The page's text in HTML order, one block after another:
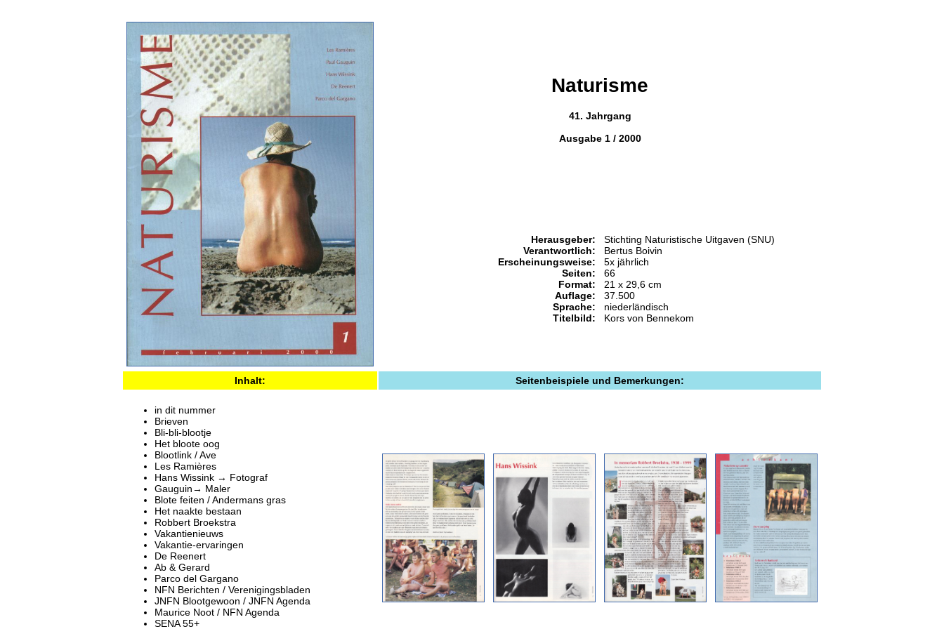
Naturisme
41. Jahrgang
Ausgabe 1 / 2000
Herausgeber:
Verantwortlich:
Erscheinungsweise:
Seiten:
Format:
Auflage:
Sprache:
Titelbild:
Stichting Naturistische Uitgaven (SNU)
Bertus Boivin
5x jährlich
66
21 x 29,6 cm
37.500
niederländisch
Kors von Bennekom
Inhalt: Seitenbeispiele und Bemerkungen:
in dit nummer
Brieven
Bli-bli-blootje
Het bloote oog
Blootlink / Ave
Les Ramières
Hans Wissink → Fotograf
Gauguin→ Maler
Blote feiten / Andermans gras
Het naakte bestaan
Robbert Broekstra
Vakantienieuws
Vakantie-ervaringen
De Reenert
Ab & Gerard
Parco del Gargano
NFN Berichten / Verenigingsbladen
JNFN Blootgewoon / JNFN Agenda
Maurice Noot / NFN Agenda
SENA 55+